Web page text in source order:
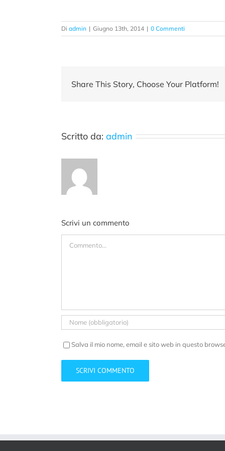
Di admin | Giugno 13th, 2014 | 0 Commenti
Share This Story, Choose Your Platform!
Scritto da: admin
Scrivi un commento
Salva il mio nome, email e sito web in questo